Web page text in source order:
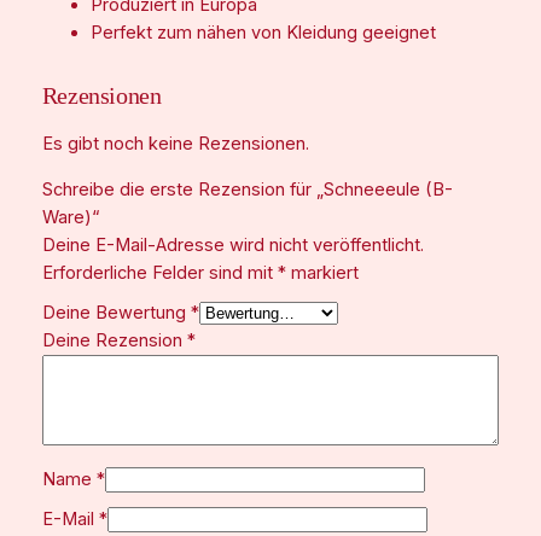
Produziert in Europa
Perfekt zum nähen von Kleidung geeignet
Rezensionen
Es gibt noch keine Rezensionen.
Schreibe die erste Rezension für „Schneeeule (B-
Ware)“
Deine E-Mail-Adresse wird nicht veröffentlicht.
Erforderliche Felder sind mit *markiert
Deine Bewertung *
Deine Rezension *
Name *
E-Mail *